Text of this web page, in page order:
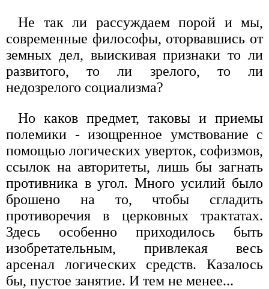
Не так ли рассуждаем порой и мы,
современные философы, оторвавшись от
земных дел, выискивая признаки то ли
развитого, то ли зрелого, то ли
недозрелого социализма?
Но каков предмет, таковы и приемы
полемики - изощренное умствование с
помощью логических уверток, софизмов,
ссылок на авторитеты, лишь бы загнать
противника в угол. Много усилий было
брошено на то, чтобы сгладить
противоречия в церковных трактатах.
Здесь особенно приходилось быть
изобретательным, привлекая весь
арсенал логических средств. Казалось
бы, пустое занятие. И тем не менее...